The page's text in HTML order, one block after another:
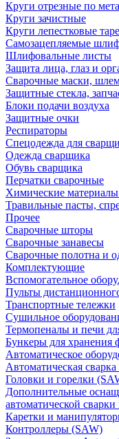
Круги отрезные по
Круги зачистные
Круги лепестковые
Самозацепляемые
Шлифовальные листы
Защита лица, глаз и
Сварочные маски,
Защитные стекла,
Блоки подачи воздуха
Защитные очки
Респираторы
Спецодежда для
Одежда сварщика
Обувь сварщика
Перчатки сварочные
Химические материалы
Травильные пасты,
Прочее
Сварочные шторы
Сварочные занавесы
Сварочные полотна и
Комплектующие
Вспомогательное
Пульты
Транспортные тележки
Сушильное
Термопеналы и печи
Бункеры для хранения
Автоматическое
Автоматическая
Головки и горелки
Дополнительные
автоматической
Каретки и
Контроллеры (SAW)